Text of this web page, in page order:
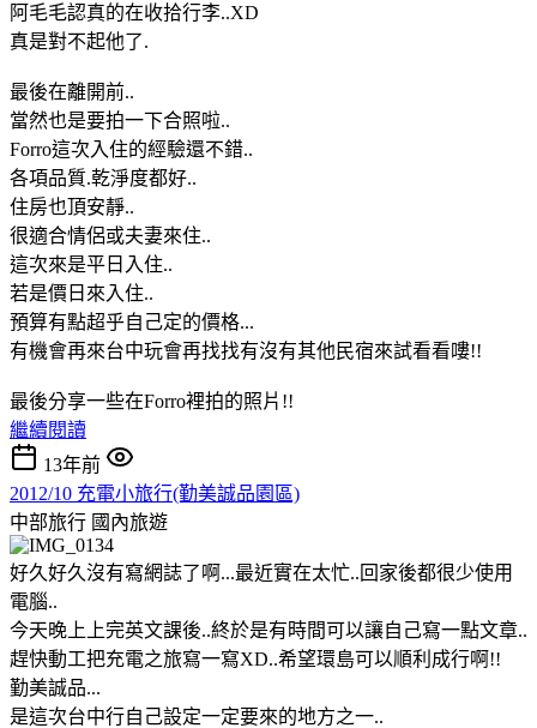
阿毛毛認真的在收拾行李..XD
真是對不起他了.
最後在離開前..
當然也是要拍一下合照啦..
Forro這次入住的經驗還不錯..
各項品質.乾淨度都好..
住房也頂安靜..
很適合情侶或夫妻來住..
這次來是平日入住..
若是價日來入住..
預算有點超乎自己定的價格...
有機會再來台中玩會再找找有沒有其他民宿來試看看嘍!!
最後分享一些在Forro裡拍的照片!!
繼續閱讀
13年前
2012/10 充電小旅行(勤美誠品園區)
中部旅行 國內旅遊
好久好久沒有寫網誌了啊...最近實在太忙..回家後都很少使用
電腦..
今天晚上上完英文課後..終於是有時間可以讓自己寫一點文章..
趕快動工把充電之旅寫一寫XD..希望環島可以順利成行啊!!
勤美誠品...
是這次台中行自己設定一定要來的地方之一..